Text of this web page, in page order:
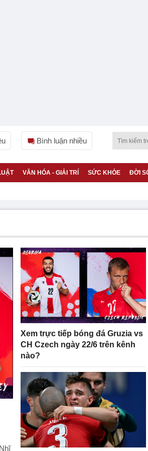
Bình luận nhiều
VĂN HÓA - GIẢI TRÍ SỨC KHỎE ĐỜI
Xem trực tiếp bóng đá Gruzia vs
CH Czech ngày 22/6 trên kênh
nào?